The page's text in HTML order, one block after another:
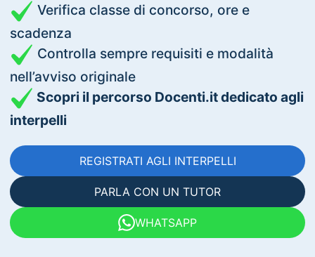
Verifica classe di concorso, ore e
scadenza
Controlla sempre requisiti e modalità
nell’avviso originale
Scopri il percorso Docenti.it dedicato agli
interpelli
REGISTRATI AGLI INTERPELLI
PARLA CON UN TUTOR
WHATSAPP